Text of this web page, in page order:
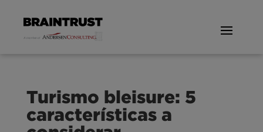
Turismo bleisure: 5
características a